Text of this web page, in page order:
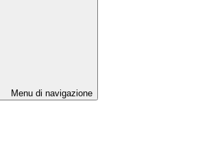
Menu di navigazione